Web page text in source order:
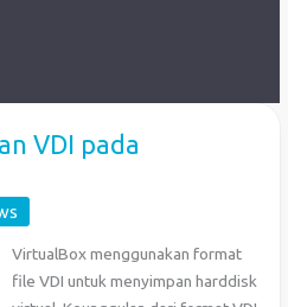
VDI pada
VirtualBox menggunakan format
file VDI untuk menyimpan harddisk